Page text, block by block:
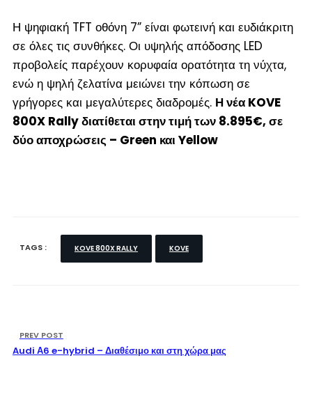
Η ψηφιακή TFT οθόνη 7” είναι φωτεινή και ευδιάκριτη
σε όλες τις συνθήκες. Οι υψηλής απόδοσης LED
προβολείς παρέχουν κορυφαία ορατότητα τη νύχτα,
ενώ η ψηλή ζελατίνα μειώνει την κόπωση σε
γρήγορες και μεγαλύτερες διαδρομές. Η νέα KOVE
800X Rally διατίθεται στην τιμή των 8.895€, σε
δύο αποχρώσεις – Green και Yellow
TAGS : KOVE 800X RALLY KOVE
PREV POST
Audi Α6 e-hybrid – Διαθέσιμο και στη χώρα μας